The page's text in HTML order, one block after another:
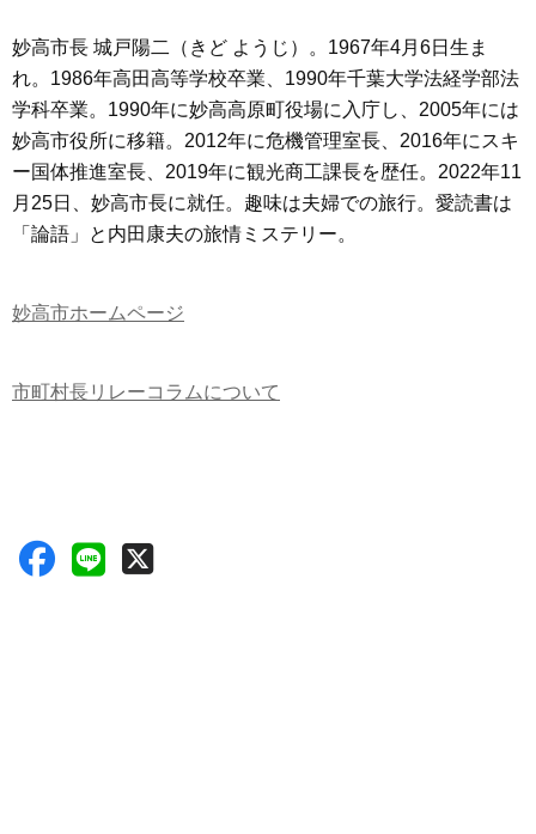
妙高市長 城戸陽二（きど ようじ）。1967年4月6日生ま
れ。1986年高田高等学校卒業、1990年千葉大学法経学部法
学科卒業。1990年に妙高高原町役場に入庁し、2005年には
妙高市役所に移籍。2012年に危機管理室長、2016年にスキ
ー国体推進室長、2019年に観光商工課長を歴任。2022年11
月25日、妙高市長に就任。趣味は夫婦での旅行。愛読書は
「論語」と内田康夫の旅情ミステリー。
妙高市ホームページ
市町村長リレーコラムについて